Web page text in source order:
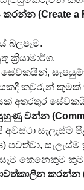
(Create a
බලපෑම.
ක්‍රියාමාර්ග.
කවුරුන් කුමක්
අතරතුර
වන්න
අවස්ථා
පවත්වා,
සෑම කෙනෙකුම
කරන්න